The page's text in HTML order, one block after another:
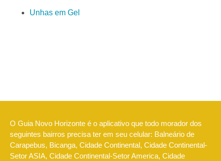
Unhas em Gel
O Guia Novo Horizonte é o aplicativo que todo morador dos
seguintes bairros precisa ter em seu celular: Balneário de
Carapebus, Bicanga, Cidade Continental, Cidade Continental-
Setor ASIA, Cidade Continental-Setor America, Cidade